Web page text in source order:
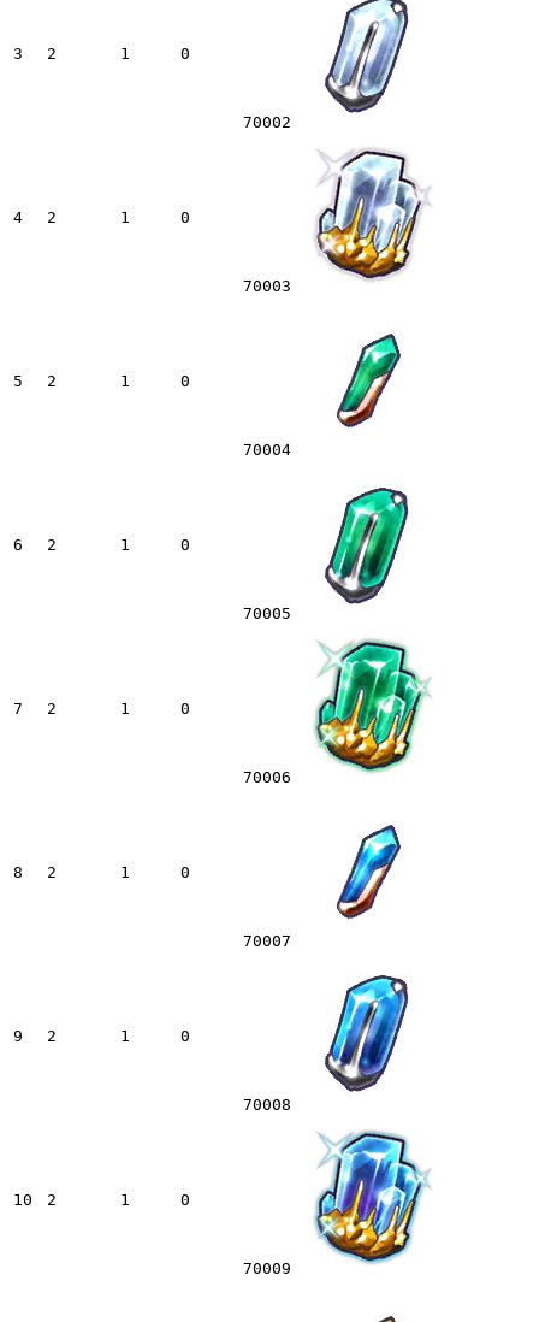
3 2 1 0
70002
4 2 1 0
70003
5 2 1 0
70004
6 2 1 0
70005
7 2 1 0
70006
8 2 1 0
70007
9 2 1 0
70008
10 2 1 0
70009